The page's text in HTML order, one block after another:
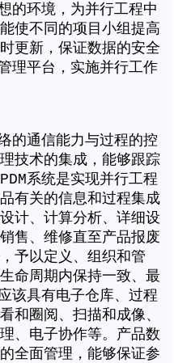
的环境，为并行工程中
使不同的项目小组提高
更新，保证数据的安全
理平台，实施并行工作
的通信能力与过程的控
技术的集成，能够跟踪
系统是实现并行工程
有关的信息和过程集成
计、计算分析、详细设
售、维修直至产品报废
予以定义、组织和管
命周期内保持一致、最
该具有电子仓库、过程
和圈阅、扫描和成像、
、电子协作等。产品数
全面管理，能够保证参